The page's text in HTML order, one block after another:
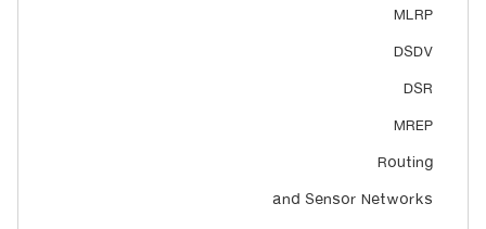
MLRP
DSDV
DSR
MREP
Routing
and Sensor Networks